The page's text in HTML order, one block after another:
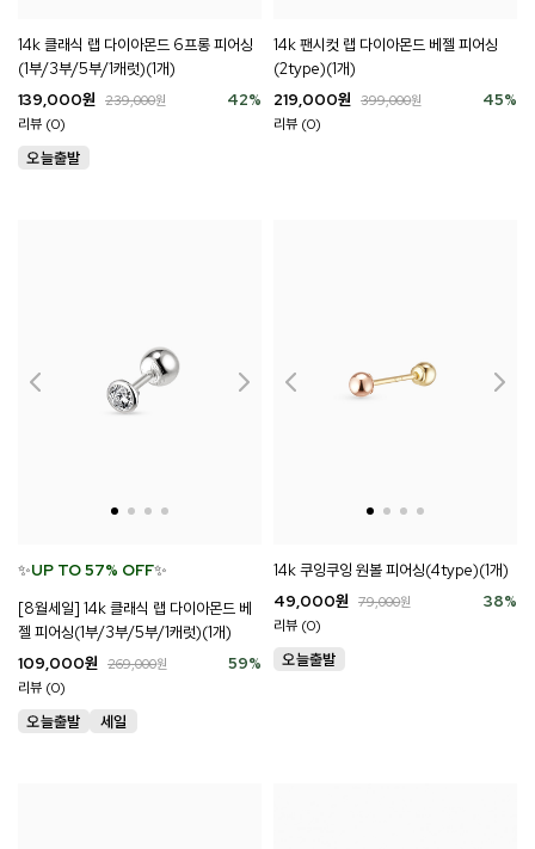
14k 클래식 랩 다이아몬드 6프롱 피어싱
(1부/3부/5부/1캐럿)(1개)
42%
139,000원 239,000원
리뷰 (0)
14k 팬시컷 랩 다이아몬드 베젤 피어싱
(2type)(1개)
45%
219,000원 399,000원
리뷰 (0)
✨UP TO 57% OFF✨
[8월세일] 14k 클래식 랩 다이아몬드 베
젤 피어싱(1부/3부/5부/1캐럿)(1개)
59%
109,000원 269,000원
리뷰 (0)
14k 쿠잉쿠잉 원볼 피어싱(4type)(1개)
38%
49,000원 79,000원
리뷰 (0)